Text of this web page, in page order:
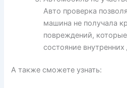
Авто проверка
машина не получала
повреждений,
состояние
А также сможете узнать: